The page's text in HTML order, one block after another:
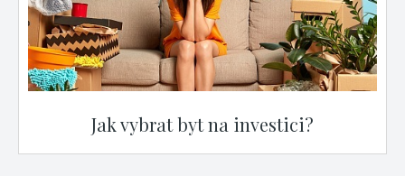
Jak vybrat byt na investici?